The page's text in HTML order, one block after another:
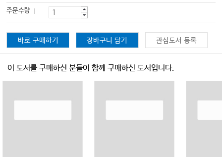
주문수량
바로 구매하기 장바구니 담기 관심도서 등록
이 도서를 구매하신 분들이 함께 구매하신 도서입니다.